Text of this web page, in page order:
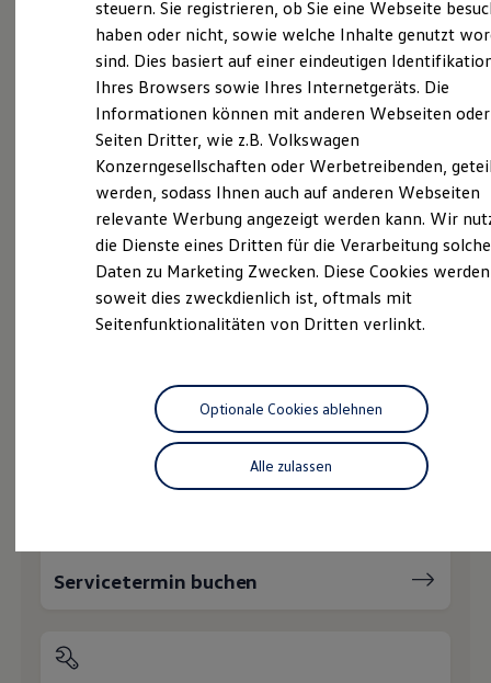
Technologie
Kosten und Kauf
Verbrauchskosten
Kaufoptionen
E-Auto-Förderung
Software und Konnektivität
ID. Software Versionen und Updates
Digitale Extras
Schnittstellen zu Ihrem ID.
Hybridautos
Marke und Erlebnis
Volkswagen R und R Experience
R-Modelle
Driving Experience
Volkswagen entdecken
Lifestyle Shop
T-Roc Kollektion
Golf Kollektion
ID. Kollektion
Volkswagen Kollektion
R-Kollektion
Besitzer und Service
Unsere Leistungenim
Überblick
Gebrauchtwagen
Service
Volkswagen Economy
Service
Online-Fahrzeugbewertung
Wie können wir
Ihnen weiterhelfen?
Servicetermin buchen
steuern. Sie registrieren, ob Sie eine Webseite
haben oder nicht, sowie welche Inhalte genutzt
sind. Dies basiert auf einer eindeutigen
Ihres Browsers sowie Ihres Internetgeräts. Die
Informationen können mit anderen Webseiten oder
Seiten Dritter, wie z.B. Volkswagen
Konzerngesellschaften oder Werbetreibenden,
werden, sodass Ihnen auch auf anderen Webseiten
relevante Werbung angezeigt werden kann. Wir
die Dienste eines Dritten für die Verarbeitung
Daten zu Marketing Zwecken. Diese Cookies
soweit dies zweckdienlich ist, oftmals mit
Seitenfunktionalitäten von Dritten verlinkt.
Alle zulassen
Optionale Cookies ablehnen